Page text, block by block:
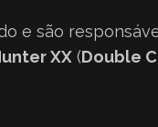
e são
XX (Double